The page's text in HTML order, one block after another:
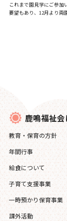
これまで園見学にご参加
要望もあり、12月より両
鹿鳴福祉
教育・保育の方針
年間行事
給食について
子育て支援事業
一時預かり保育事業
課外活動